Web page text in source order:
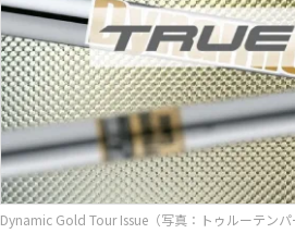
Dynamic Gold Tour Issue（写真：トゥルーテンパ